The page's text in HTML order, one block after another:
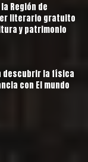
Región de
literario gratuito
y patrimonio
descubrir la física
con El mundo